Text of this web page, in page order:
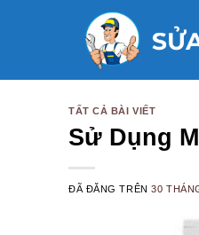
dung
TẤT CẢ BÀI VIẾT
Sử Dụng
ĐÃ ĐĂNG TRÊN30